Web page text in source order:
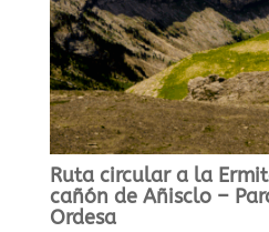
Ruta circular a la
cañón de Añisclo –
Ordesa